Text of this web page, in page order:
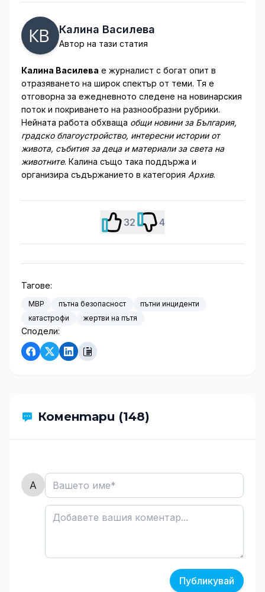
Калина Василева
Автор на тази статия
Калина Василева е журналист с богат опит в
отразяването на широк спектър от теми. Тя е
отговорна за ежедневното следене на новинарския
поток и покриването на разнообразни рубрики.
Нейната работа обхваща общи новини за България,
градско благоустройство, интересни истории от
живота, събития за деца и материали за света на
животните. Калина също така поддържа и
организира съдържанието в категория Архив.
32 4
Тагове:
МВР пътна безопасност
пътни инциденти
катастрофи
жертви на пътя
Сподели:
Коментари (148)
Публикувай